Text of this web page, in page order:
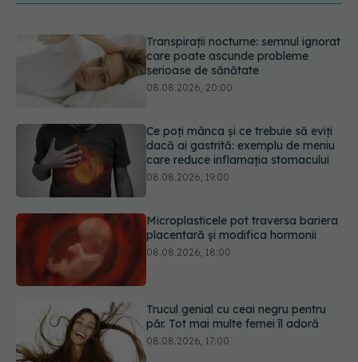
Ce poți mânca și ce trebuie să eviți
dacă ai gastrită: exemplu de meniu
care reduce inflamația stomacului
08.08.2026, 19:00
Microplasticele pot traversa bariera
placentară și modifica hormonii
08.08.2026, 18:00
Trucul genial cu ceai negru pentru
păr. Tot mai multe femei îl adoră
08.08.2026, 17:00
Medicamentul folosit de peste 60 de
ani care acționează într-un loc
neașteptat